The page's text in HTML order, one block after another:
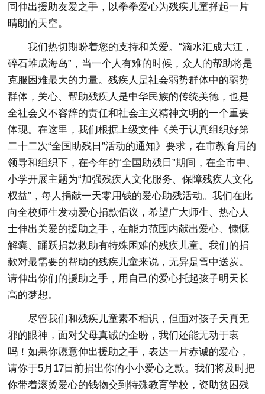
同伸出援助友爱之手，以拳拳爱心为残疾儿童撑起一片
晴朗的天空。
我们热切期盼着您的支持和关爱。“滴水汇成大江，
碎石堆成海岛”，当一个人有难的时候，众人的帮助将是
克服困难最大的力量。残疾人是社会弱势群体中的弱势
群体，关心、帮助残疾人是中华民族的传统美德，也是
全社会义不容辞的责任和社会主义精神文明的一个重要
体现。在这里，我们根据上级文件《关于认真组织好第
二十二次“全国助残日”活动的通知》要求，在市教育局的
领导和组织下，在今年的“全国助残日”期间，在全市中、
小学开展主题为“加强残疾人文化服务、保障残疾人文化
权益”，每人捐献一天零用钱的爱心助残活动。我们在此
向全校师生发动爱心捐款倡议，希望广大师生、热心人
士伸出关爱的援助之手，在能力范围内献出爱心、慷慨
解囊、踊跃捐款救助有特殊困难的残疾儿童。我们的捐
款对最需要的帮助的残疾儿童来说，无异是雪中送炭。
请伸出你们的援助之手，用自己的爱心托起孩子明天长
高的梦想。
尽管我们和残疾儿童素不相识，但面对孩子天真无
邪的眼神，面对父母真诚的企盼，我们还能无动于衷
吗！如果你愿意伸出援助之手，表达一片赤诚的爱心，
请你于5月17日前捐出你的小小爱心之款。我们将及时把
你带着滚烫爱心的钱物交到特殊教育学校，资助贫困残